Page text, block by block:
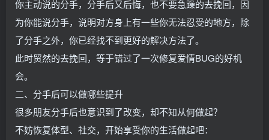
你主动说的分手，分手后又后悔，也不要急躁的去挽回，因
为你能说分手，说明对方身上有一些你无法忍受的地方，除
了分手之外，你已经找不到更好的解决方法了。
此时贸然的去挽回，等于错过了一次修复爱情BUG的好机
会。
二、分手后可以做哪些提升
很多朋友分手后也意识到了改变，却不知从何做起？
不妨恢复体型、社交，开始享受你的生活做起吧：